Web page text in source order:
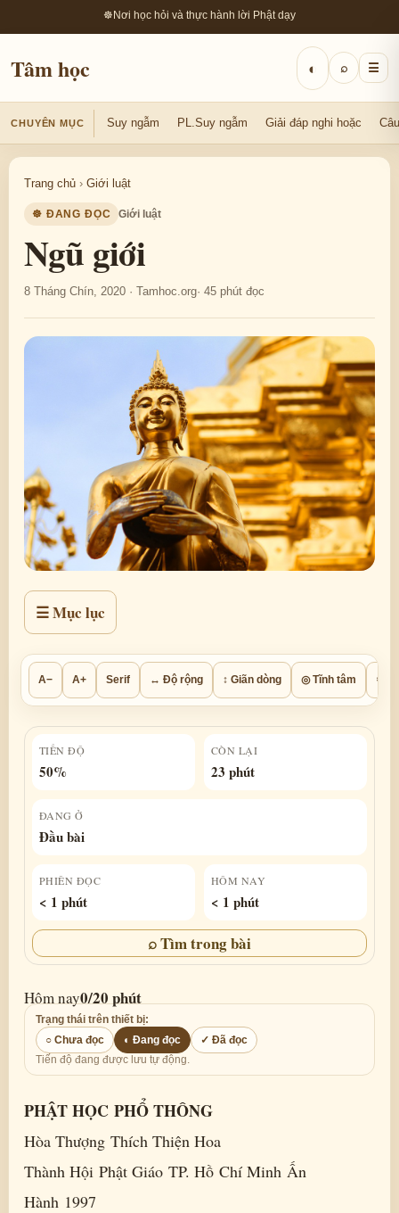
☸ Nơi học hỏi và thực hành lời Phật dạy
Tâm học ◐ ⌕ ☰
CHUYÊN MỤC Suy ngẫm PL.Suy ngẫm Giải đáp nghi hoặc
Trang chủ › Giới luật
☸ ĐANG ĐỌC Giới luật
Ngũ giới
8 Tháng Chín, 2020 · Tamhoc.org· 45 phút đọc
☰ Mục lục
A− A+ Serif ↔ Độ rộng ↕ Giãn dòng ◎ Tĩnh tâm ⚙
TIẾN ĐỘ
50%
CÒN LẠI
23 phút
ĐANG Ở
Đầu bài
PHIÊN ĐỌC
< 1 phút
HÔM NAY
< 1 phút
⌕ Tìm trong bài
Hôm nay0/20 phút
Trạng thái trên thiết bị:
○ Chưa đọc
◐ Đang đọc
✓ Đã đọc
Tiến độ đang được lưu tự động.
PHẬT HỌC PHỔ THÔNG
Hòa Thượng Thích Thiện Hoa
Thành Hội Phật Giáo TP. Hồ Chí Minh Ấn
Hành 1997